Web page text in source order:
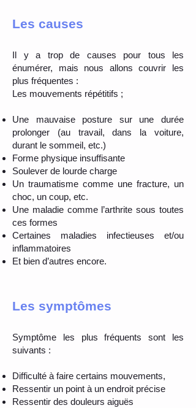
Les causes
Il y a trop de causes pour tous les
énumérer, mais nous allons couvrir les
plus fréquentes :
Les mouvements répétitifs ;
Une mauvaise posture sur une durée
prolonger (au travail, dans la voiture,
durant le sommeil, etc.)
Forme physique insuffisante
Soulever de lourde charge
Un traumatisme comme une fracture, un
choc, un coup, etc.
Une maladie comme l’arthrite sous toutes
ces formes
Certaines maladies infectieuses et/ou
inflammatoires
Et bien d’autres encore.
Les symptômes
Symptôme les plus fréquents sont les
suivants :
Difficulté à faire certains mouvements,
Ressentir un point à un endroit précise
Ressentir des douleurs aiguës